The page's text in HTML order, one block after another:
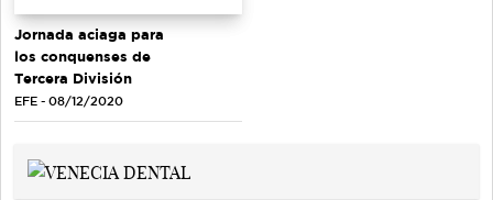
Jornada aciaga para
los conquenses de
Tercera División
EFE - 08/12/2020